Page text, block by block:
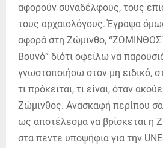
αφορούν συναδέλφους, τους
τους αρχαιολόγους. Έγραψα
αφορά στη Ζώμινθο, “ΖΩΜΙΝΘΟΣ
Βουνό” διότι οφείλω να
γνωστοποιήσω στον μη ειδικό,
τι πρόκειται, τι είναι, όταν
Ζώμινθος. Ανασκαφή περίπου
ως αποτέλεσμα να βρίσκεται η
στα πέντε υποψήφια για την